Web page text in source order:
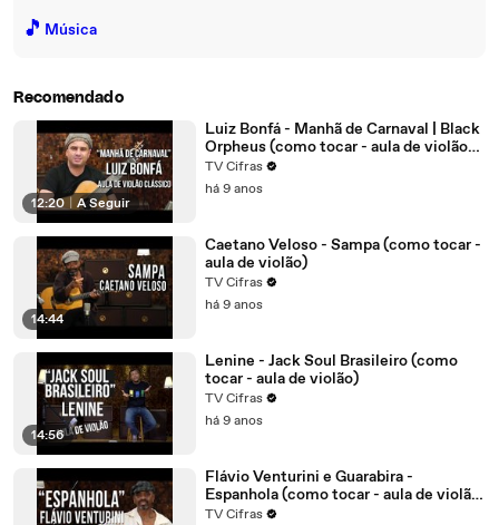
🎵 Música
Recomendado
12:20 A Seguir
Luiz Bonfá - Manhã de Carnaval | Black
Orpheus (como tocar - aula de violão
clássico)
TV Cifras
há 9 anos
14:44
Caetano Veloso - Sampa (como tocar -
aula de violão)
TV Cifras
há 9 anos
14:56
Lenine - Jack Soul Brasileiro (como
tocar - aula de violão)
TV Cifras
há 9 anos
Flávio Venturini e Guarabira -
Espanhola (como tocar - aula de violão
)
TV Cifras